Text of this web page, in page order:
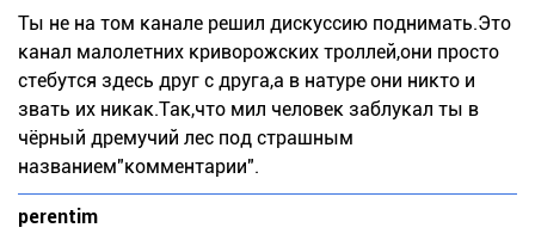
Ты не на том канале решил дискуссию поднимать.Это
канал малолетних криворожских троллей,они просто
стебутся здесь друг с друга,а в натуре они никто и
звать их никак.Так,что мил человек заблукал ты в
чёрный дремучий лес под страшным
названием"комментарии".
perentim